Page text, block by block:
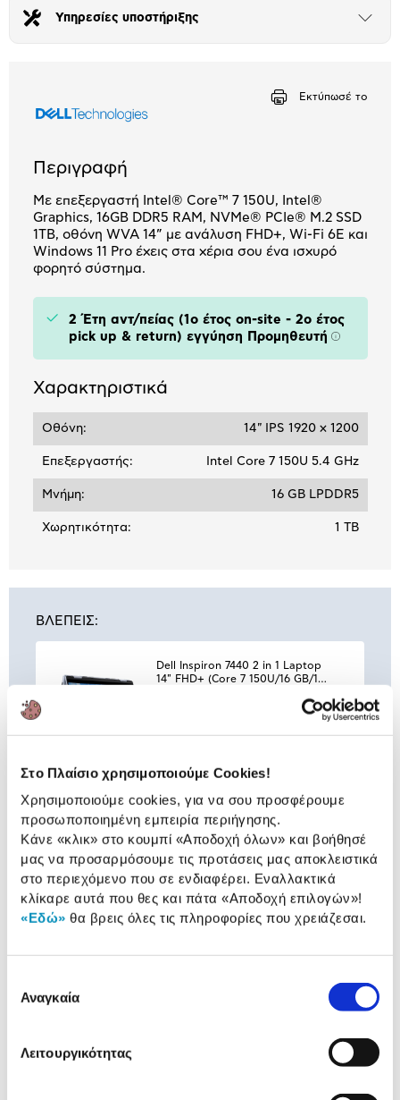
Στο Πλαίσιο χρησιμοποιούμε Cookies!
Χρησιμοποιούμε cookies, για να σου προσφέρουμε
προσωποποιημένη εμπειρία περιήγησης.
Κάνε «κλικ» στο κουμπί «Αποδοχή όλων» και βοήθησέ
μας να προσαρμόσουμε τις προτάσεις μας αποκλειστικά
στο περιεχόμενο που σε ενδιαφέρει. Εναλλακτικά
κλίκαρε αυτά που θες και πάτα «Αποδοχή επιλογών»!
«Εδώ» θα βρεις όλες τις πληροφορίες που χρειάζεσαι.
συγκατάθεσης
Αναγκαία
Λειτουργικότητας
Αριθμός δόσεων
Υπηρεσίες υποστήριξης
Άνοιξε
Εκτύπωσέ το
Περιγραφή
Με επεξεργαστή Intel® Core™ 7 150U, Intel®
Graphics, 16GB DDR5 RAM, NVMe® PCIe® M.2 SSD
1TB, οθόνη WVA 14” με ανάλυση FHD+, Wi-Fi 6E και
Windows 11 Pro έχεις στα χέρια σου ένα ισχυρό
φορητό σύστημα.
2 Έτη αντ/πείας (1ο έτος on-site - 2ο έτος
pick up & return) εγγύηση Προμηθευτή
Χαρακτηριστικά
Οθόνη: 14" IPS 1920 x 1200
Επεξεργαστής: Intel Core 7 150U 5.4 GHz
Μνήμη: 16 GB LPDDR5
Χωρητικότητα: 1 TB
ΒΛΕΠΕΙΣ:
Dell Inspiron 7440 2 in 1 Laptop
14" FHD+ (Core 7 150U/16 GB/1
Συνδύασέτο με
Bitdefender Internet Security 1
άδεια (+1 Android), 1 έτος
Προσθήκη